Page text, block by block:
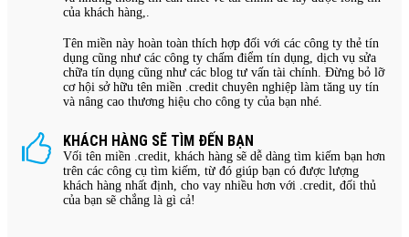
của khách hàng,.
Tên miền này hoàn toàn thích hợp đối với các công ty thẻ tín
dụng cũng như các công ty chấm điểm tín dụng, dịch vụ sửa
chữa tín dụng cũng như các blog tư vấn tài chính. Đừng bỏ lỡ
cơ hội sở hữu tên miền .credit chuyên nghiệp làm tăng uy tín
và nâng cao thương hiệu cho công ty của bạn nhé.
KHÁCH HÀNG SẼ TÌM ĐẾN BẠN
Vối tên miền .credit, khách hàng sẽ dễ dàng tìm kiếm bạn hơn
trên các công cụ tìm kiếm, từ đó giúp bạn có được lượng
khách hàng nhất định, cho vay nhiều hơn với .credit, đối thủ
của bạn sẽ chắng là gì cả!